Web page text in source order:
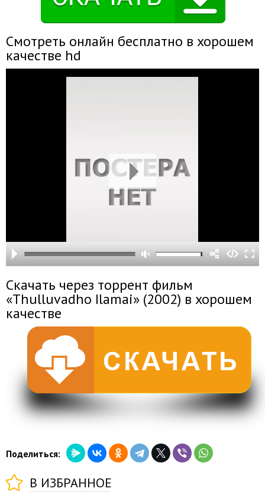
Смотреть онлайн бесплатно в хорошем
качестве hd
Скачать через торрент фильм
«Thulluvadho Ilamai» (2002) в хорошем
качестве
Поделиться:
В ИЗБРАННОЕ